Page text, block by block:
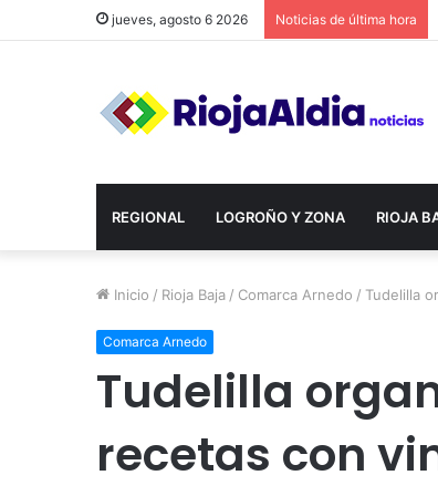
jueves, agosto 6 2026 Noticias de última hora
REGIONAL LOGROÑO Y ZONA RIOJA
Inicio / Rioja Baja / Comarca Arnedo / Tudelilla
Comarca Arnedo
Tudelilla
recetas con